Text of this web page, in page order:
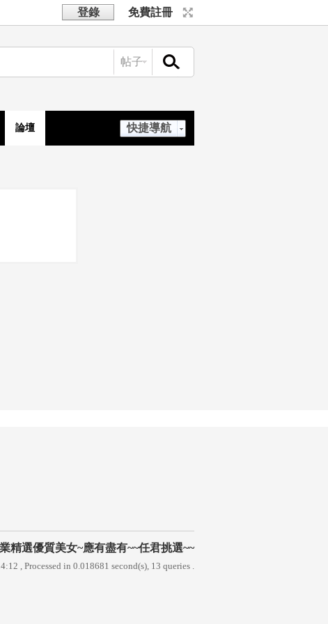
登錄 免費註冊
帖子
快捷導航
論壇
精選優質美女~應有盡有~~任君挑選~~
, Processed in 0.018681 second(s), 13 queries .